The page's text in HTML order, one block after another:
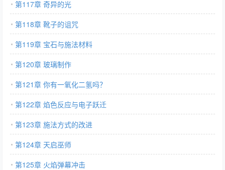
第117章 奇异的光
第118章 靴子的诅咒
第119章 宝石与施法材料
第120章 玻璃制作
第121章 你有一氧化二氢吗？
第122章 焰色反应与电子跃迁
第123章 施法方式的改进
第124章 天启巫师
第125章 火焰弹幕冲击